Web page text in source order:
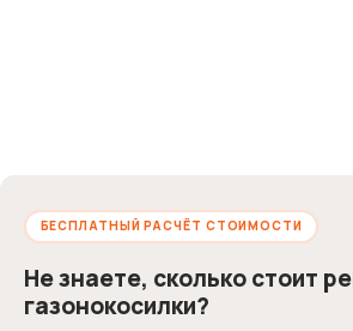
БЕСПЛАТНЫЙ РАСЧЁТ СТОИМОСТИ
Не знаете, сколько стоит
газонокосилки?